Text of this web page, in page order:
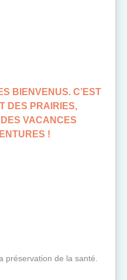
BIENVENUS. C’EST
DES PRAIRIES,
VACANCES
!
préservation de la santé.